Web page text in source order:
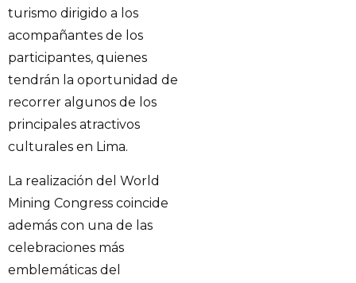
turismo dirigido a los
acompañantes de los
participantes, quienes
tendrán la oportunidad de
recorrer algunos de los
principales atractivos
culturales en Lima.
La realización del World
Mining Congress coincide
además con una de las
celebraciones más
emblemáticas del